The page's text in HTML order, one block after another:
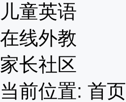
儿童英语
在线外教
家长社区
当前位置: 首页